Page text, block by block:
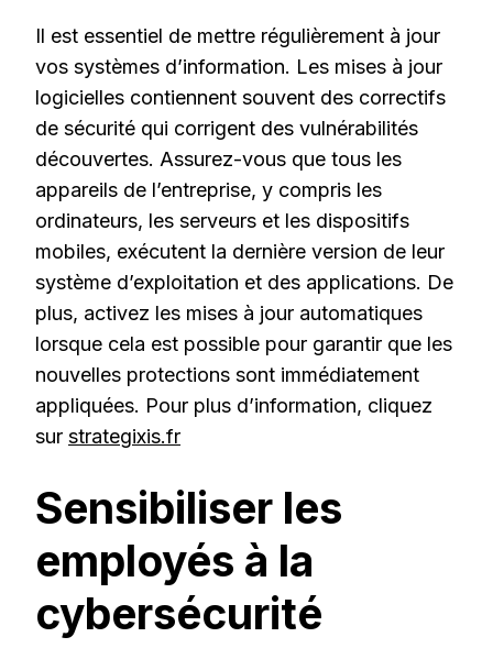
Il est essentiel de mettre régulièrement à jour
vos systèmes d’information. Les mises à jour
logicielles contiennent souvent des correctifs
de sécurité qui corrigent des vulnérabilités
découvertes. Assurez-vous que tous les
appareils de l’entreprise, y compris les
ordinateurs, les serveurs et les dispositifs
mobiles, exécutent la dernière version de leur
système d’exploitation et des applications. De
plus, activez les mises à jour automatiques
lorsque cela est possible pour garantir que les
nouvelles protections sont immédiatement
appliquées. Pour plus d’information, cliquez
sur strategixis.fr
Sensibiliser les
employés à la
cybersécurité